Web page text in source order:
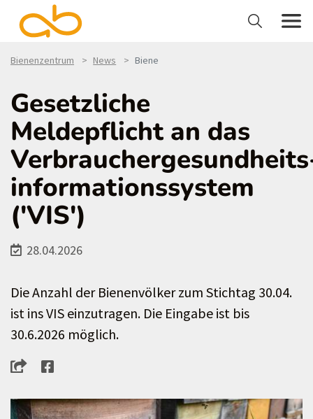
Bienenzentrum News Biene
Gesetzliche
Meldepflicht an das
informationssystem
('VIS')
28.04.2026
Die Anzahl der Bienenvölker zum Stichtag 30.04.
ist ins VIS einzutragen. Die Eingabe ist bis
30.6.2026 möglich.